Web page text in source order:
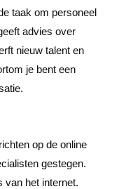
taak om personeel
advies over
nieuw talent en
je bent een
op de online
gestegen.
van het internet.